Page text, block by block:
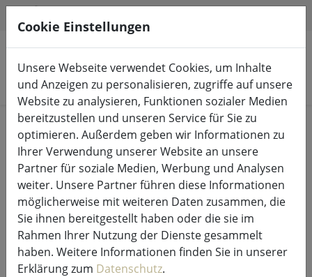
Produkte suchen
Start Lichterketten & Beleuchtung Lichterketten
Sirius Tech-Line Lichterkette
Erweiterung 90 LED Farbwechsel 9
m außen 230V schwarz
Cookie Einstellungen
Unsere Webseite verwendet Cookies, um Inhalte
und Anzeigen zu personalisieren, zugriffe auf unsere
Website zu analysieren, Funktionen sozialer Medien
bereitzustellen und unseren Service für Sie zu
optimieren. Außerdem geben wir Informationen zu
Ihrer Verwendung unserer Website an unsere
Partner für soziale Medien, Werbung und Analysen
weiter. Unsere Partner führen diese Informationen
möglicherweise mit weiteren Daten zusammen, die
Sie ihnen bereitgestellt haben oder die sie im
Rahmen Ihrer Nutzung der Dienste gesammelt
haben. Weitere Informationen finden Sie in unserer
Erklärung zum Datenschutz.